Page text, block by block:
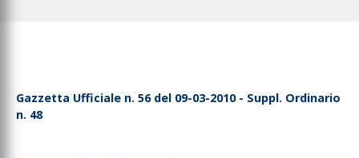
Gazzetta Ufficiale n. 56 del 09-03-2010 - Suppl. Ordinario
n. 48